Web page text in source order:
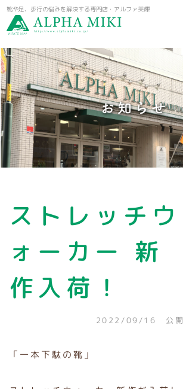
靴や足、歩行の悩みを解決する専門店・アルファ美輝
お知らせ
ストレッチウ
ォーカー 新
作入荷！
2022/09/16 公開
「一本下駄の靴」